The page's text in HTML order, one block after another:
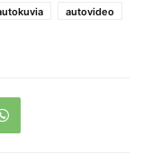
autovideo